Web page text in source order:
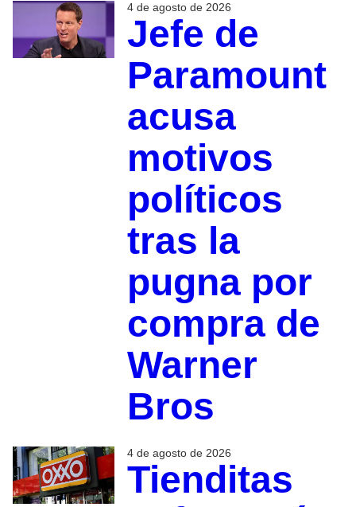
4 de agosto de 2026
Jefe de
Paramount
acusa
motivos
políticos
tras la
pugna por
compra de
Warner
Bros
4 de agosto de 2026
Tienditas